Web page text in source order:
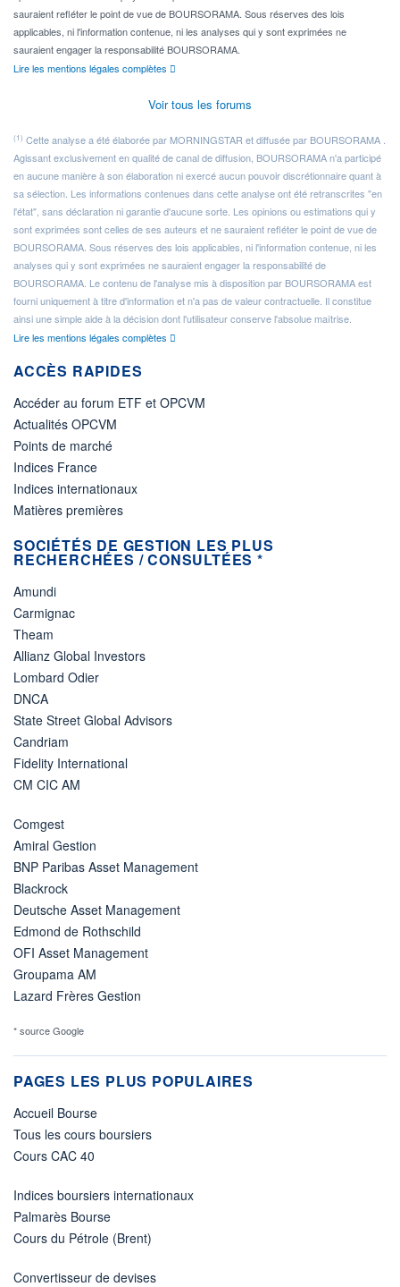
sauraient refléter le point de vue de BOURSORAMA. Sous réserves des lois
applicables, ni l'information contenue, ni les analyses qui y sont exprimées ne
sauraient engager la responsabilité BOURSORAMA.
Lire les mentions légales complètes
Voir tous les forums
(1) Cette analyse a été élaborée par MORNINGSTAR et diffusée par BOURSORAMA .
Agissant exclusivement en qualité de canal de diffusion, BOURSORAMA n'a participé
en aucune manière à son élaboration ni exercé aucun pouvoir discrétionnaire quant à
sa sélection. Les informations contenues dans cette analyse ont été retranscrites "en
l'état", sans déclaration ni garantie d'aucune sorte. Les opinions ou estimations qui y
sont exprimées sont celles de ses auteurs et ne sauraient refléter le point de vue de
BOURSORAMA. Sous réserves des lois applicables, ni l'information contenue, ni les
analyses qui y sont exprimées ne sauraient engager la responsabilité de
BOURSORAMA. Le contenu de l'analyse mis à disposition par BOURSORAMA est
fourni uniquement à titre d'information et n'a pas de valeur contractuelle. Il constitue
ainsi une simple aide à la décision dont l'utilisateur conserve l'absolue maîtrise.
Lire les mentions légales complètes
ACCÈS RAPIDES
Accéder au forum ETF et OPCVM
Actualités OPCVM
Points de marché
Indices France
Indices internationaux
Matières premières
SOCIÉTÉS DE GESTION LES PLUS
RECHERCHÉES / CONSULTÉES *
Amundi
Carmignac
Theam
Allianz Global Investors
Lombard Odier
DNCA
State Street Global Advisors
Candriam
Fidelity International
CM CIC AM
Comgest
Amiral Gestion
BNP Paribas Asset Management
Blackrock
Deutsche Asset Management
Edmond de Rothschild
OFI Asset Management
Groupama AM
Lazard Frères Gestion
* source Google
PAGES LES PLUS POPULAIRES
Accueil Bourse
Tous les cours boursiers
Cours CAC 40
Indices boursiers internationaux
Palmarès Bourse
Cours du Pétrole (Brent)
Convertisseur de devises